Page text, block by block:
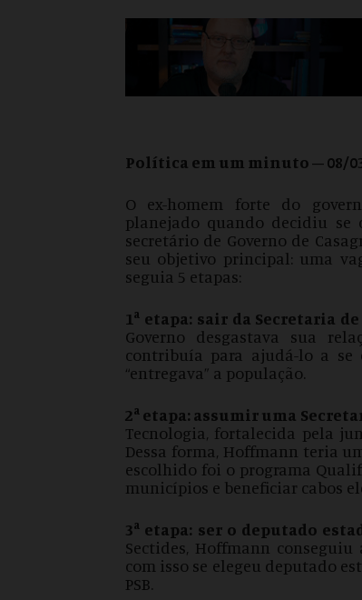
Política em um minuto – 08/
O ex-homem forte do
planejado quando decidiu se
secretário de Governo de
seu objetivo principal: uma
seguia 5 etapas:
1a etapa: sair da Secretaria
Governo desgastava sua
contribuía para ajudá-lo a se
“entregava” a população.
2a etapa: assumir uma
Tecnologia, fortalecida pela
Dessa forma, Hoffmann teria
escolhido foi o programa
municípios e beneficiar cabos
3a etapa: ser o deputado
Sectides, Hoffmann
com isso se elegeu deputado
PSB.